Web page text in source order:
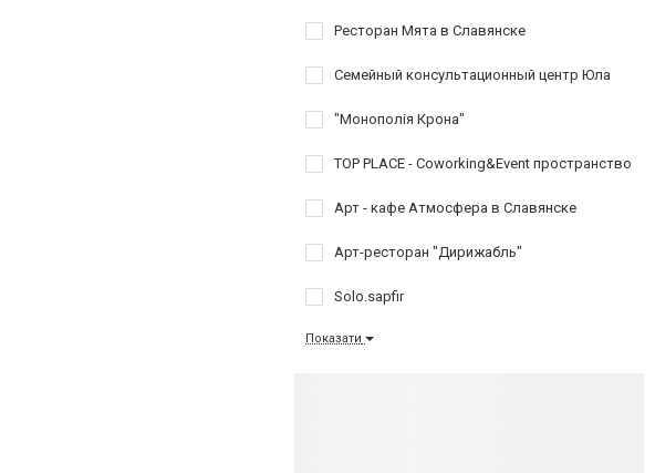
Ресторан Мята в Славянске
Семейный консультационный центр Юла
"Монополія Крона"
TOP PLACE - Coworking&Event пространство
Арт - кафе Атмосфера в Славянске
Арт-ресторан "Дирижабль"
Solo.sapfir
Показати